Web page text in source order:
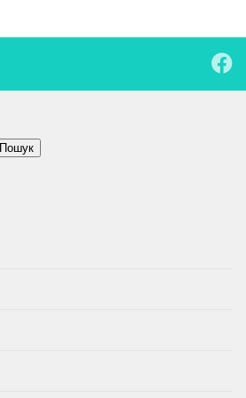
Пошук